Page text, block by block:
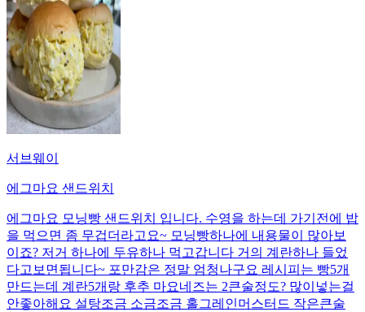
서브웨이
에그마요 샌드위치
에그마요 모닝빵 샌드위치 입니다. 수영을 하는데 가기전에 밥
을 먹으면 좀 무겁더라고요~ 모닝빵하나에 내용물이 많아보
이죠? 저거 하나에 두유하나 먹고갑니다 거의 계란하나 들었
다고보면됩니다~ 포만감은 정말 엄청나구요 레시피는 빵5개
만드는데 계란5개랑 후추 마요네즈는 2큰술정도? 많이넣는걸
안좋아해요 설탕조금 소금조금 홀그레인머스터드 작은큰술